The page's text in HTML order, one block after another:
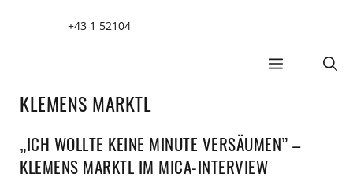
+43 1 52104
MENÜ
KLEMENS MARKTL
„ICH WOLLTE KEINE MINUTE VERSÄUMEN” –
KLEMENS MARKTL IM MICA-INTERVIEW